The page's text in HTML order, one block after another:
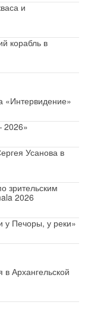
и
корабль в
«Интервидение»
2026»
Усанова в
зрительским
2026
у Печоры, у реки»
Архангельской